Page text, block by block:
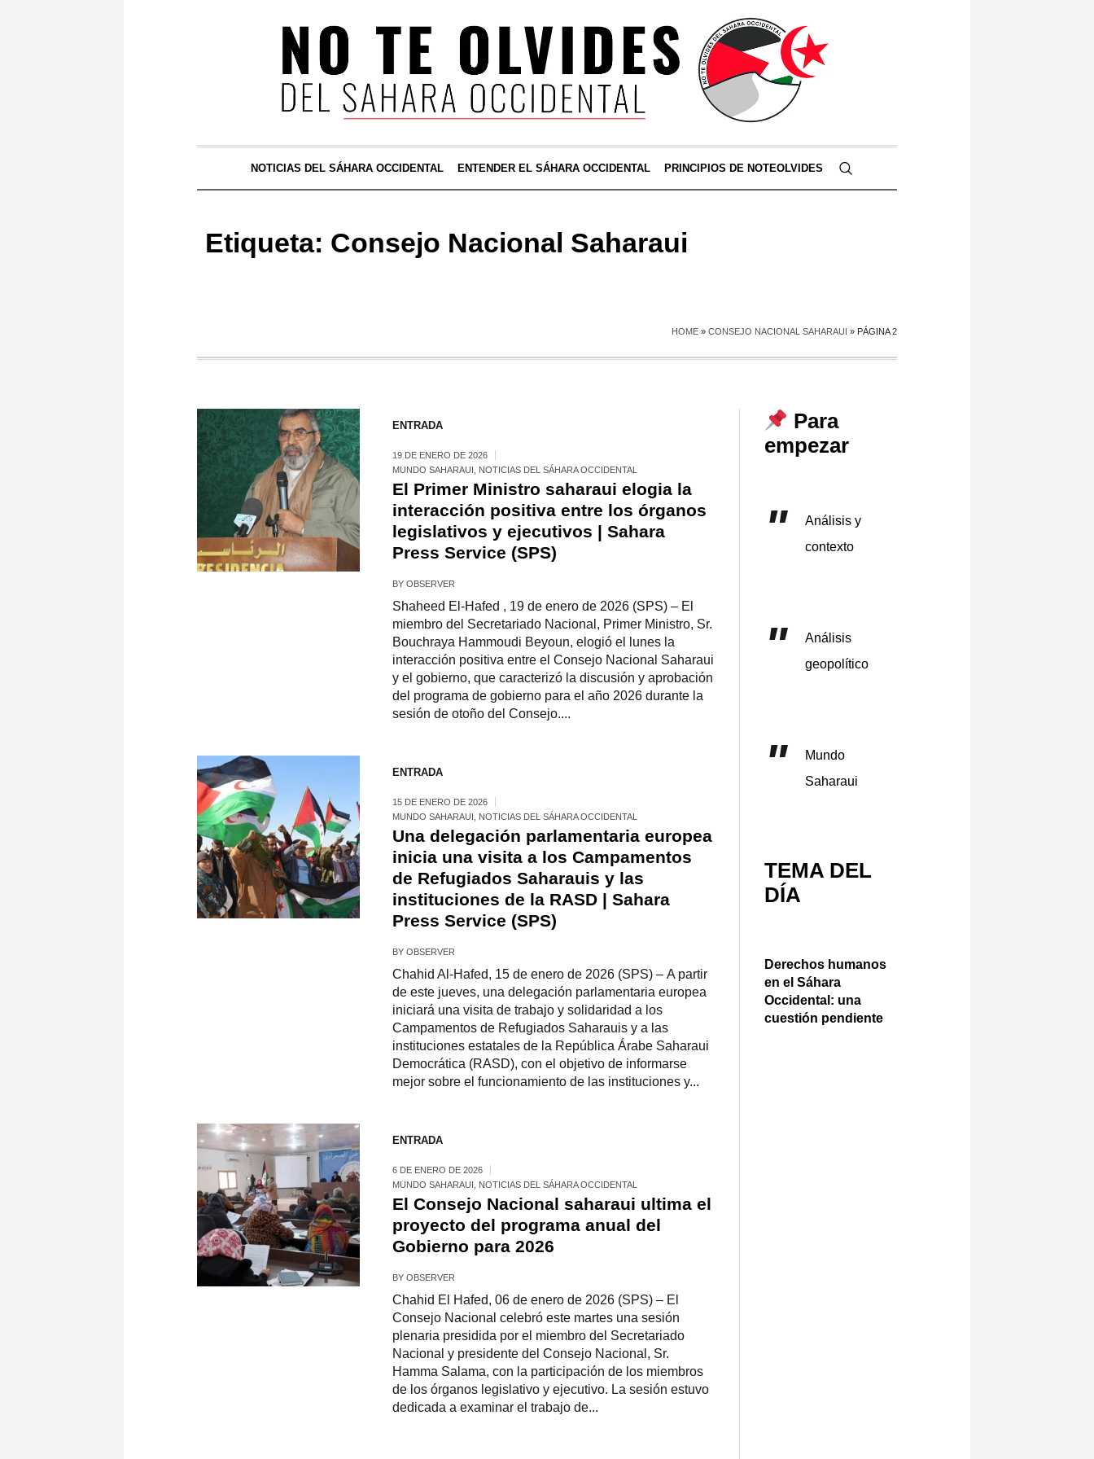
NOTICIAS DEL SÁHARA OCCIDENTAL ENTENDER EL SÁHARA OCCIDENTAL PRINCIPIOS DE NOTEOLVIDES
Etiqueta: Consejo Nacional Saharaui
HOME » CONSEJO NACIONAL SAHARAUI » PÁGINA 2
ENTRADA
19 DE ENERO DE 2026
MUNDO SAHARAUI
NOTICIAS DEL SÁHARA OCCIDENTAL
El Primer Ministro saharaui elogia la
interacción positiva entre los órganos
legislativos y ejecutivos | Sahara
Press Service (SPS)
BY OBSERVER
Shaheed El-Hafed , 19 de enero de 2026 (SPS) – El
miembro del Secretariado Nacional, Primer Ministro, Sr.
Bouchraya Hammoudi Beyoun, elogió el lunes la
interacción positiva entre el Consejo Nacional Saharaui
y el gobierno, que caracterizó la discusión y aprobación
del programa de gobierno para el año 2026 durante la
sesión de otoño del Consejo....
ENTRADA
15 DE ENERO DE 2026
MUNDO SAHARAUI
NOTICIAS DEL SÁHARA OCCIDENTAL
Una delegación parlamentaria europea
inicia una visita a los Campamentos
de Refugiados Saharauis y las
instituciones de la RASD | Sahara
Press Service (SPS)
BY OBSERVER
Chahid Al-Hafed, 15 de enero de 2026 (SPS) – A partir
de este jueves, una delegación parlamentaria europea
iniciará una visita de trabajo y solidaridad a los
Campamentos de Refugiados Saharauis y a las
instituciones estatales de la República Árabe Saharaui
Democrática (RASD), con el objetivo de informarse
mejor sobre el funcionamiento de las instituciones y...
ENTRADA
6 DE ENERO DE 2026
MUNDO SAHARAUI
NOTICIAS DEL SÁHARA OCCIDENTAL
El Consejo Nacional saharaui ultima el
proyecto del programa anual del
Gobierno para 2026
BY OBSERVER
Chahid El Hafed, 06 de enero de 2026 (SPS) – El
Consejo Nacional celebró este martes una sesión
plenaria presidida por el miembro del Secretariado
Nacional y presidente del Consejo Nacional, Sr.
Hamma Salama, con la participación de los miembros
de los órganos legislativo y ejecutivo. La sesión estuvo
dedicada a examinar el trabajo de...
Para
empezar
Análisis y
contexto
Análisis
geopolítico
Mundo
Saharaui
TEMA DEL
DÍA
Derechos humanos
en el Sáhara
Occidental: una
cuestión pendiente